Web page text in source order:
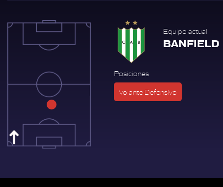
Equipo actual
BANFIELD
Posiciones
Volante Defensivo